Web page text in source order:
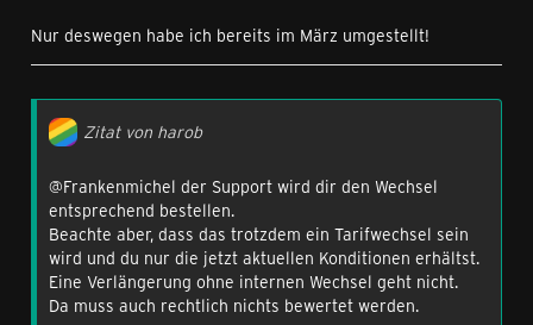
http://www.congstar.de/ueber-uns/agb/
und
Nur deswegen habe ich bereits im März umgestellt!
Zitat von harob
@Frankenmichel der Support wird dir den Wechsel
entsprechend bestellen.
Beachte aber, dass das trotzdem ein Tarifwechsel sein
wird und du nur die jetzt aktuellen Konditionen erhältst.
Eine Verlängerung ohne internen Wechsel geht nicht.
Da muss auch rechtlich nichts bewertet werden.